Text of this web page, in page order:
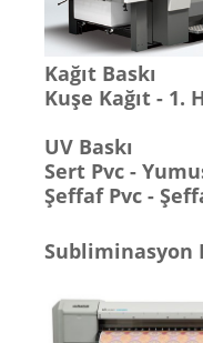
Kağıt Baskı
Kuşe Kağıt -
UV Baskı
Sert Pvc -
Şeffaf Pvc -
Subliminasyon